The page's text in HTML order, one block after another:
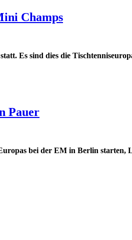
Champs
Es sind dies die
Pauer
bei der EM in Berlin